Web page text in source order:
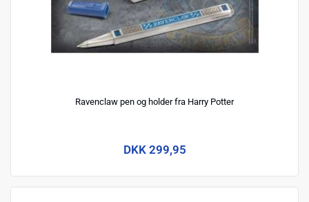
Ravenclaw pen og holder fra Harry Potter
DKK 299,95